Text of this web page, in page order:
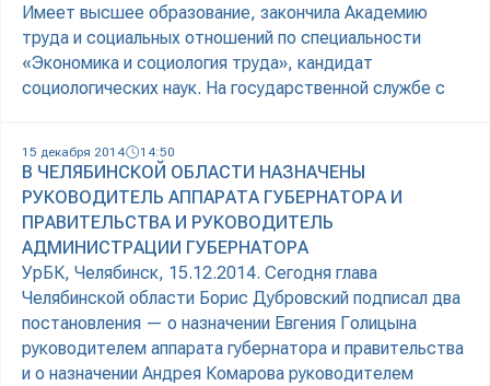
Имеет высшее образование, закончила Академию
труда и социальных отношений по специальности
«Экономика и социология труда», кандидат
социологических наук. На государственной службе с
15 декабря 2014 14:50
В ЧЕЛЯБИНСКОЙ ОБЛАСТИ НАЗНАЧЕНЫ
РУКОВОДИТЕЛЬ АППАРАТА ГУБЕРНАТОРА И
ПРАВИТЕЛЬСТВА И РУКОВОДИТЕЛЬ
АДМИНИСТРАЦИИ ГУБЕРНАТОРА
УрБК, Челябинск, 15.12.2014. Сегодня глава
Челябинской области Борис Дубровский подписал два
постановления — о назначении Евгения Голицына
руководителем аппарата губернатора и правительства
и о назначении Андрея Комарова руководителем